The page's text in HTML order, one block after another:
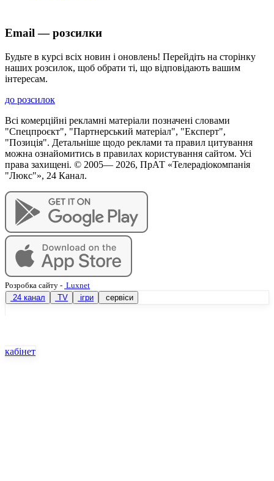
Email — розсилки
Будьте в курсі всіх новин і оновлень! Перейдіть на сторінку
наших розсилок, щоб обрати ті, що відповідають вашим
інтересам.
до розсилок
Всі комерційні рекламні матеріали позначені словами
"Спецпроєкт", "Партнерський матеріал", "Експерт",
"Позиція". Детальніше щодо реклами та правил цитування
можна ознайомитись в правилах користування сайтом. Усі
права захищені. © 2005— 2026, ПрАТ «Телерадіокомпанія
"Люкс"», 24 Канал.
Розробка сайту - Luxnet
24 канал
TV ігри сервіси
кабінет